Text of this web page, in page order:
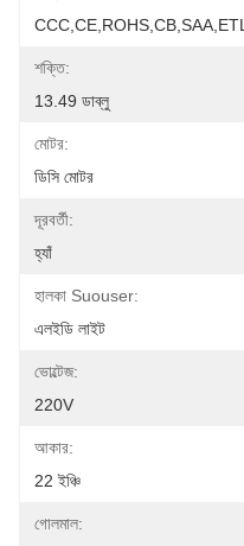
CCC,CE,ROHS,CB,SAA,ETL
শক্তি:
13.49 ডাব্লু
মোটর:
ডিসি মোটর
দূরবর্তী:
হ্যাঁ
হালকা Suouser:
এলইডি লাইট
ভোল্টেজ:
220V
আকার:
22 ইঞ্চি
গোলমাল: